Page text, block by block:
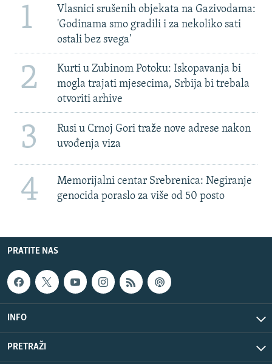
1
Vlasnici srušenih objekata na Gazivodama:
'Godinama smo gradili i za nekoliko sati
ostali bez svega'
2
Kurti u Zubinom Potoku: Iskopavanja bi
mogla trajati mjesecima, Srbija bi trebala
otvoriti arhive
3
Rusi u Crnoj Gori traže nove adrese nakon
uvođenja viza
4
Memorijalni centar Srebrenica: Negiranje
genocida poraslo za više od 50 posto
PRATITE NAS
INFO
PRETRAŽI